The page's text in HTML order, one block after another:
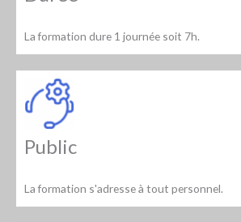
La formation dure 1 journée soit 7h.
Public
La formation s'adresse à tout personnel.